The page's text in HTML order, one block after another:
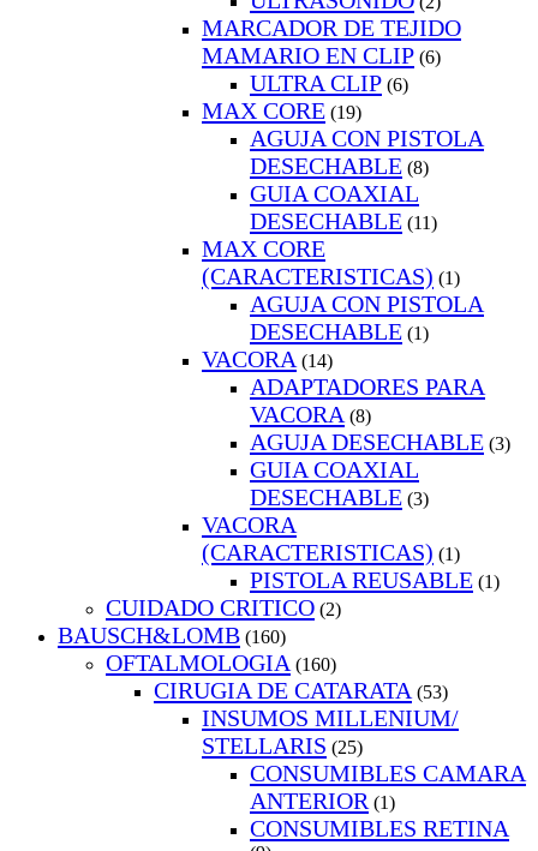
MARCADOR DE TEJIDO
MAMARIO EN CLIP (6)
ULTRA CLIP (6)
MAX CORE (19)
AGUJA CON PISTOLA
DESECHABLE (8)
GUIA COAXIAL
DESECHABLE (11)
MAX CORE
(CARACTERISTICAS) (1)
AGUJA CON PISTOLA
DESECHABLE (1)
VACORA (14)
ADAPTADORES PARA
VACORA (8)
AGUJA DESECHABLE (3)
GUIA COAXIAL
DESECHABLE (3)
VACORA
(CARACTERISTICAS) (1)
PISTOLA REUSABLE (1)
CUIDADO CRITICO (2)
BAUSCH&LOMB (160)
OFTALMOLOGIA (160)
CIRUGIA DE CATARATA (53)
INSUMOS MILLENIUM/
STELLARIS (25)
CONSUMIBLES CAMARA
ANTERIOR (1)
CONSUMIBLES RETINA